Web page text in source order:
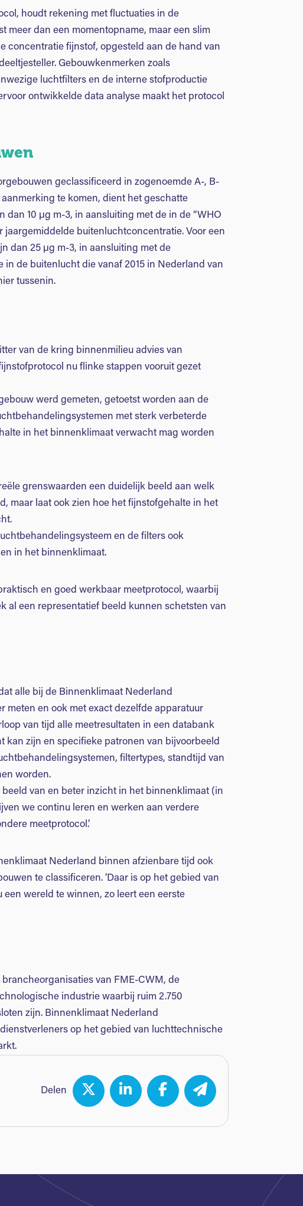
houdt rekening met fluctuaties in de
meer dan een momentopname, maar een slim
concentratie fijnstof, opgesteld aan de hand van
Gebouwkenmerken zoals
luchtfilters en de interne stofproductie
ontwikkelde data analyse maakt het protocol
geclassificeerd in zogenoemde A-, B-
te komen, dient het geschatte
10 μg m-3, in aansluiting met de in de “WHO
jaargemiddelde buitenluchtconcentratie. Voor een
dan 25 μg m-3, in aansluiting met de
de buitenlucht die vanaf 2015 in Nederland van
tussenin.
van de kring binnenmilieu advies van
nu flinke stappen vooruit gezet
werd gemeten, getoetst worden aan de
met sterk verbeterde
in het binnenklimaat verwacht mag worden
grenswaarden een duidelijk beeld aan welk
maar laat ook zien hoe het fijnstofgehalte in het
en de filters ook
in het binnenklimaat.
en goed werkbaar meetprotocol, waarbij
al een representatief beeld kunnen schetsten van
alle bij de Binnenklimaat Nederland
meten en ook met exact dezelfde apparatuur
van tijd alle meetresultaten in een databank
kan zijn en specifieke patronen van bijvoorbeeld
filtertypes, standtijd van
worden.
van en beter inzicht in het binnenklimaat (in
we continu leren en werken aan verdere
meetprotocol.’
Nederland binnen afzienbare tijd ook
te classificeren. ‘Daar is op het gebied van
wereld te winnen, zo leert een eerste
van FME-CWM, de
industrie waarbij ruim 2.750
zijn. Binnenklimaat Nederland
op het gebied van luchttechnische
Delen